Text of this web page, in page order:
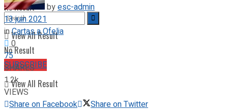
No Result
View All Result
SUBSCRIBE
No Result
View All Result
byesc-admin
13 juin 2021
inCartas a Ofelia
0
75
SHARES
1.2k
VIEWS
Share on Facebook
Share on Twitter